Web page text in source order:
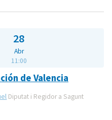
28
Abr
11:00
de Valencia
Diputat i Regidor a Sagunt